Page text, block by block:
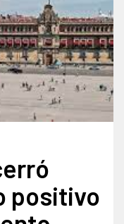
positivo